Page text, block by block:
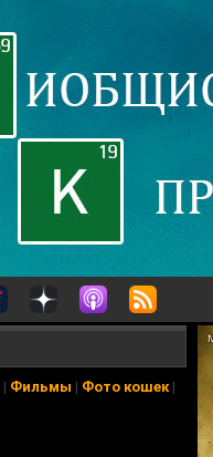
| Фильмы | Фото кошек|